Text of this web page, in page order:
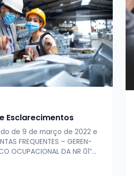
Esclarecimentos
de 9 de março de 2022 e
FREQUENTES – GEREN­
OCUPACIONAL DA NR 01”…